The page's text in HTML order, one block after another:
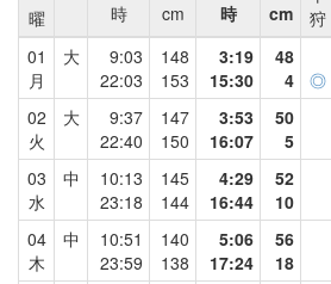
曜
狩
時
cm 時
cm
01
月
大
9:03
22:03
148
153
3:19
15:30
48
4
◎
02
火
大
9:37
22:40
147
150
3:53
16:07
50
5
03
水
中
10:13
23:18
145
144
4:29
16:44
52
10
04
木
中
10:51
23:59
140
138
5:06
17:24
56
18